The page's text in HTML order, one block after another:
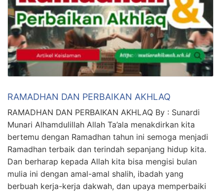
RAMADHAN DAN PERBAIKAN AKHLAQ
RAMADHAN DAN PERBAIKAN AKHLAQ By : Sunardi
Munari Alhamdulillah Allah Ta’ala menakdirkan kita
bertemu dengan Ramadhan tahun ini semoga menjadi
Ramadhan terbaik dan terindah sepanjang hidup kita.
Dan berharap kepada Allah kita bisa mengisi bulan
mulia ini dengan amal-amal shalih, ibadah yang
berbuah kerja-kerja dakwah, dan upaya memperbaiki